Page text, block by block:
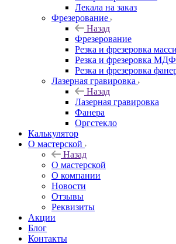
Лекала на заказ
Фрезерование
Назад
Фрезерование
Резка и фрезеровка
Резка и фрезеровка МДФ
Резка и фрезеровка
Лазерная гравировка
Назад
Лазерная гравировка
Фанера
Орг­стек­ло
Калькулятор
О мастерской
Назад
О мастерской
О компании
Новости
Отзывы
Реквизиты
Акции
Блог
Контакты